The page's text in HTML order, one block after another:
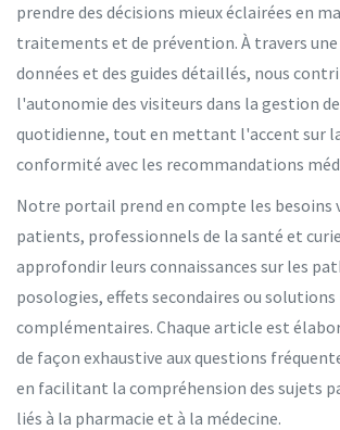
prendre des décisions mieux éclairées en
traitements et de prévention. À travers une
données et des guides détaillés, nous
l'autonomie des visiteurs dans la gestion
quotidienne, tout en mettant l'accent sur
conformité avec les recommandations
Notre portail prend en compte les besoins
patients, professionnels de la santé et
approfondir leurs connaissances sur les
posologies, effets secondaires ou
complémentaires. Chaque article est
de façon exhaustive aux questions
en facilitant la compréhension des sujets
liés à la pharmacie et à la médecine.